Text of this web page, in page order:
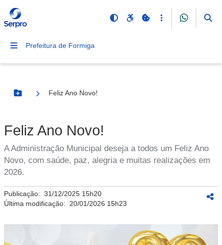
Prefeitura de Formiga
Botão Menu
Feliz Ano Novo!
Feliz Ano Novo!
A Administração Municipal deseja a todos um Feliz Ano
Novo, com saúde, paz, alegria e muitas realizações em
2026.
Publicação: 31/12/2025 15h20
Última modificação: 20/01/2026 15h23